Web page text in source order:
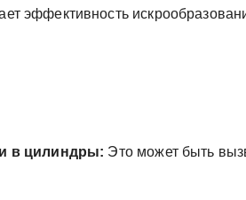
эффективность
в цилиндры: Это может быть